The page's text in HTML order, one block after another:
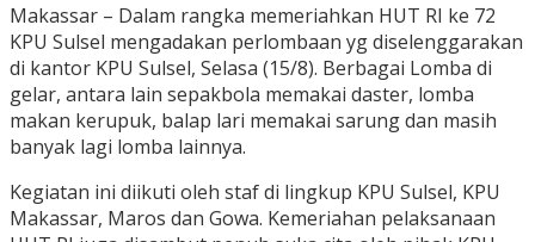
Makassar – Dalam rangka memeriahkan HUT RI ke 72
KPU Sulsel mengadakan perlombaan yg diselenggarakan
di kantor KPU Sulsel, Selasa (15/8). Berbagai Lomba di
gelar, antara lain sepakbola memakai daster, lomba
makan kerupuk, balap lari memakai sarung dan masih
banyak lagi lomba lainnya.
Kegiatan ini diikuti oleh staf di lingkup KPU Sulsel, KPU
Makassar, Maros dan Gowa. Kemeriahan pelaksanaan